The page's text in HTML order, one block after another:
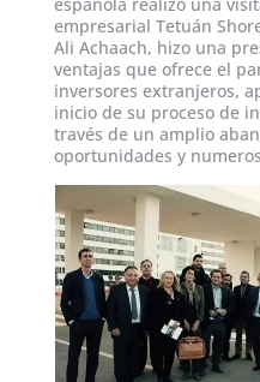
española realizó una
empresarial Tetuán
Ali Achaach, hizo una
ventajas que ofrece el
inversores extranjeros,
inicio de su proceso de
través de un amplio
oportunidades y